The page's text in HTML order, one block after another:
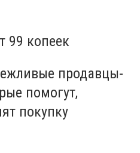
99 копеек
продавцы-
помогут,
покупку